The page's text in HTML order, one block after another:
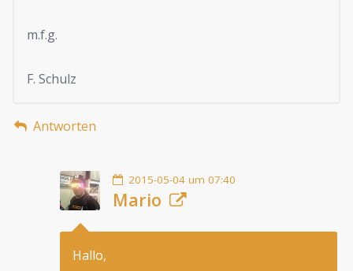
m.f.g.
F. Schulz
Antworten
2015-05-04 um 07:40
Mario
Hallo,